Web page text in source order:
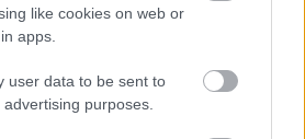
like cookies on web or
apps.
user data to be sent to
purposes.
ugyanolyan hatékonyak,